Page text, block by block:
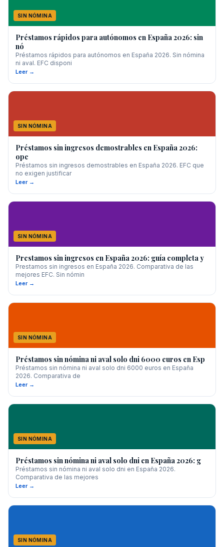
SIN NÓMINA
Préstamos rápidos para autónomos en España 2026: sin
nó
Préstamos rápidos para autónomos en España 2026. Sin nómina
ni aval. EFC disponi
Leer →
SIN NÓMINA
Préstamos sin ingresos demostrables en España 2026:
opc
Préstamos sin ingresos demostrables en España 2026. EFC que
no exigen justificar
Leer →
SIN NÓMINA
Prestamos sin ingresos en España 2026: guía completa y
Prestamos sin ingresos en España 2026. Comparativa de las
mejores EFC. Sin nómin
Leer →
SIN NÓMINA
Préstamos sin nómina ni aval solo dni 6000 euros en Esp
Préstamos sin nómina ni aval solo dni 6000 euros en España
2026. Comparativa de
Leer →
SIN NÓMINA
Préstamos sin nómina ni aval solo dni en España 2026: g
Préstamos sin nómina ni aval solo dni en España 2026.
Comparativa de las mejores
Leer →
SIN NÓMINA